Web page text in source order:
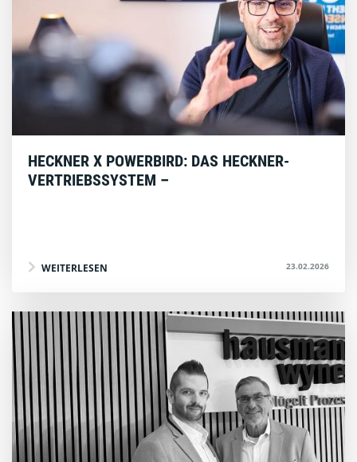
HECKNER X POWERBIRD: DAS HECKNER-
VERTRIEBSSYSTEM –
WEITERLESEN 23.02.2026